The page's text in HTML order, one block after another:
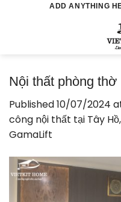
ADD ANYTHING
Nội thất phòng thờ
Published10/07/2024
công nội thất tại Tây
GamaLift